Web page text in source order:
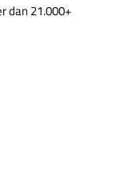
dan 21.000+